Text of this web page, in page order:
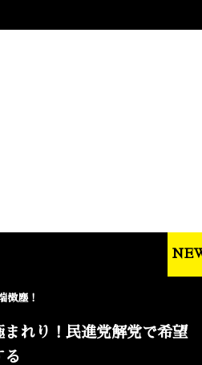
微塵！
まれり！民進党解党で希望
る